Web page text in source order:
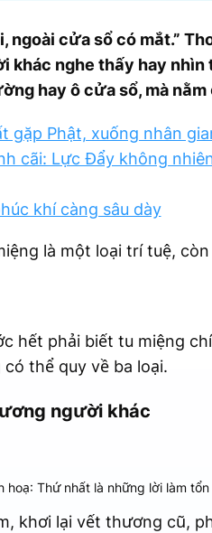
ngoài cửa sổ có mắt.”
khác nghe thấy hay
hay ô cửa sổ, mà
gặp Phật, xuống nhân
cãi: Lực Đẩy không
khí càng sâu dày
là một loại trí tuệ,
hết phải biết tu miệng
thể quy về ba loại.
người khác
hoạ: Thứ nhất là những lời làm
khơi lại vết thương cũ,